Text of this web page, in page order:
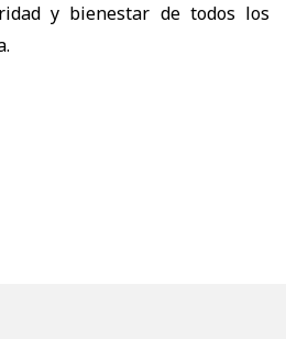
y bienestar de todos los